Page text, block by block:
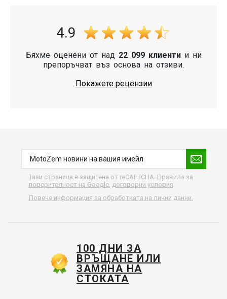
4.9
Бяхме оценени от над 22 099 клиентии ни
препоръчват въз основа на отзиви.
Покажете рецензии
Тази страница е защитена от reCAPTCHA. Правила за
поверителност на Google, договорни условия
Повече информация за обработката на лични данни.
100 ДНИ ЗА
ВРЪЩАНЕ ИЛИ
ЗАМЯНА НА
СТОКАТА